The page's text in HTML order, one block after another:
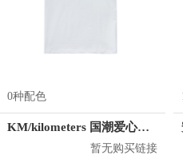
0种配色
KM/kilometers 国潮爱心短袖T恤 M2X2108466
暂无购买链接